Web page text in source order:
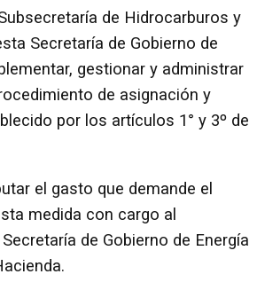
de Hidrocarburos y
Secretaría de Gobierno de
gestionar y administrar
de asignación y
por los artículos 1° y 3º de
el gasto que demande el
medida con cargo al
de Gobierno de Energía